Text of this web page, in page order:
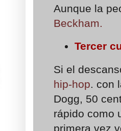
Aunque la
Beckham.
Tercer
Si el
hip-hop. con
Dogg, 50
rápido como
primera vez